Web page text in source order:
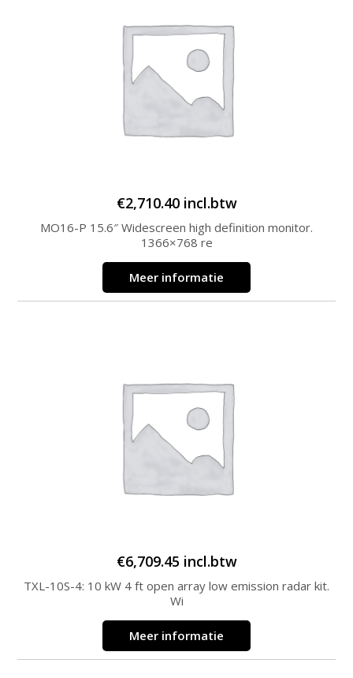
€2,710.40 incl.btw
MO16-P 15.6″ Widescreen high definition monitor.
1366×768 re
Meer informatie
€6,709.45 incl.btw
TXL-10S-4: 10 kW 4 ft open array low emission radar kit.
Wi
Meer informatie